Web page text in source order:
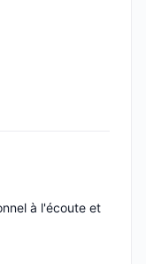
à l'écoute et